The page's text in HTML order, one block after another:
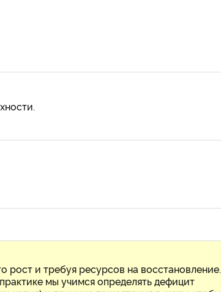
рост и требуя ресурсов на восстановление.
мы учимся определять дефицит